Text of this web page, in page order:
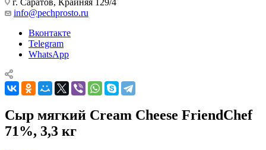
г. Саратов, Крайняя 129/4
info@pechprosto.ru
Вконтакте
Telegram
WhatsApp
Сыр мягкий Cream Cheese FriendChef
71%, 3,3 кг